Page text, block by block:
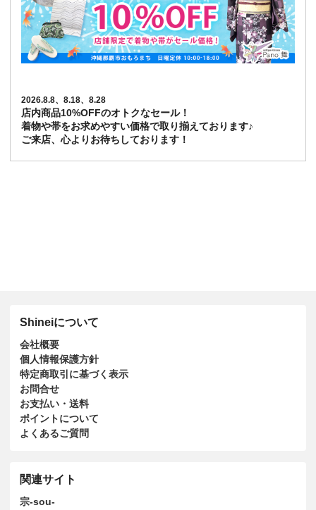
2026.8.8、8.18、8.28
店内商品10%OFFのオトクなセール！
着物や帯をお求めやすい価格で取り揃えております♪
ご来店、心よりお待ちしております！
Shineiについて
会社概要
個人情報保護方針
特定商取引に基づく表示
お問合せ
お支払い・送料
ポイントについて
よくあるご質問
関連サイト
宗-sou-